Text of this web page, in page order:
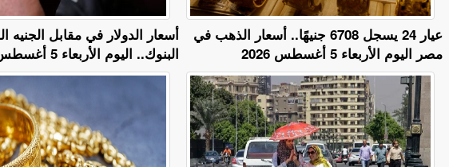
أسعار الدولار في مقابل
البنوك.. اليوم الأربعاء 5 أغسطس 2026
عيار 24 يسجل 6708 جنيهًا.. أسعار الذهب في
مصر اليوم الأربعاء 5 أغسطس 2026